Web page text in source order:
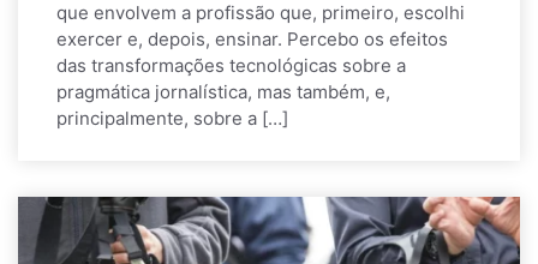
que envolvem a profissão que, primeiro, escolhi
exercer e, depois, ensinar. Percebo os efeitos
das transformações tecnológicas sobre a
pragmática jornalística, mas também, e,
principalmente, sobre a […]